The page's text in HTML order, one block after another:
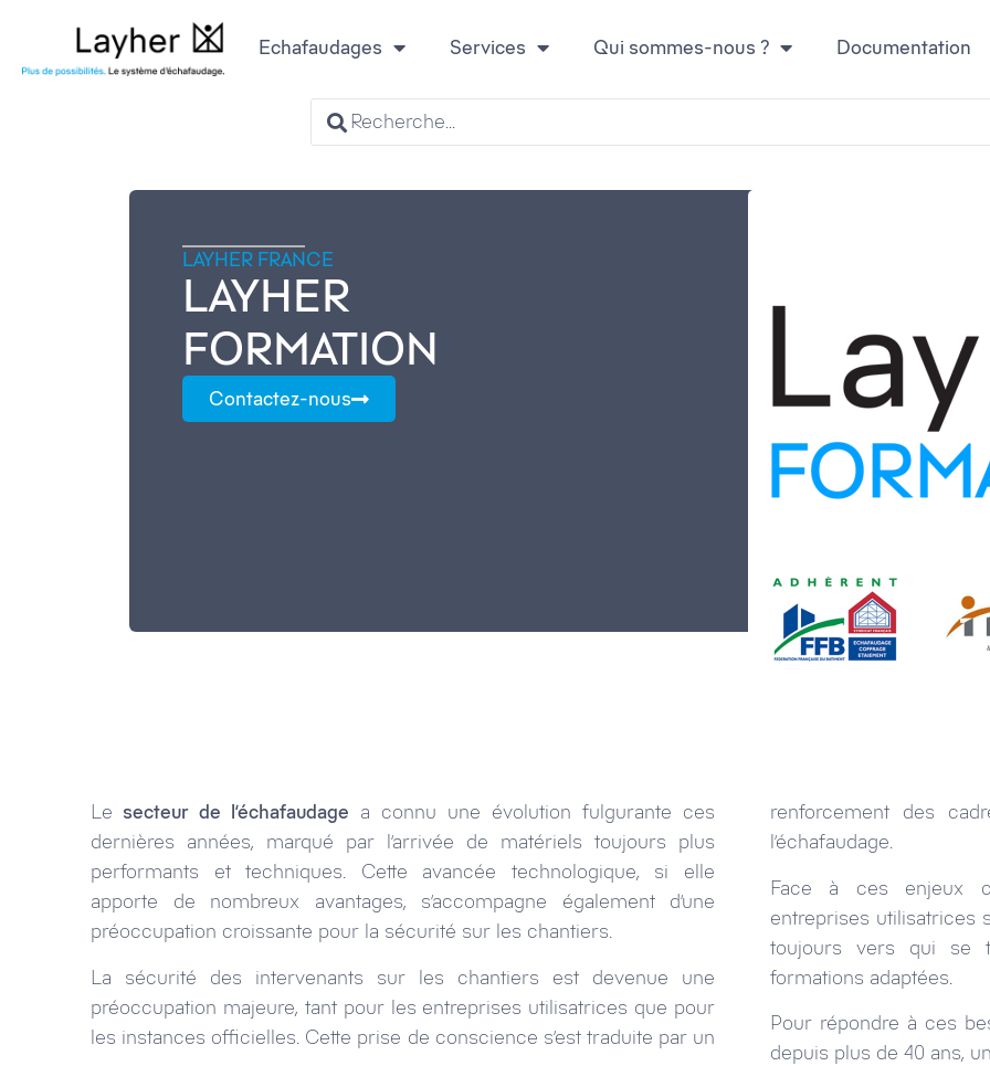
Echafaudages Services Qui sommes-nous ? Documentation
LAYHER FRANCE
LAYHER
FORMATION
Contactez-nous
Le secteur de l’échafaudage a connu une évolution fulgurante ces
dernières années, marqué par l’arrivée de matériels toujours plus
performants et techniques. Cette avancée technologique, si elle
apporte de nombreux avantages, s’accompagne également d’une
préoccupation croissante pour la sécurité sur les chantiers.
La sécurité des intervenants sur les chantiers est devenue une
préoccupation majeure, tant pour les entreprises utilisatrices que pour
les instances officielles. Cette prise de conscience s’est traduite par un
renforcement des
l’échafaudage.
Face à ces enjeux
entreprises utilisatrices
toujours vers qui se
formations adaptées.
Pour répondre à ces
depuis plus de 40 ans,